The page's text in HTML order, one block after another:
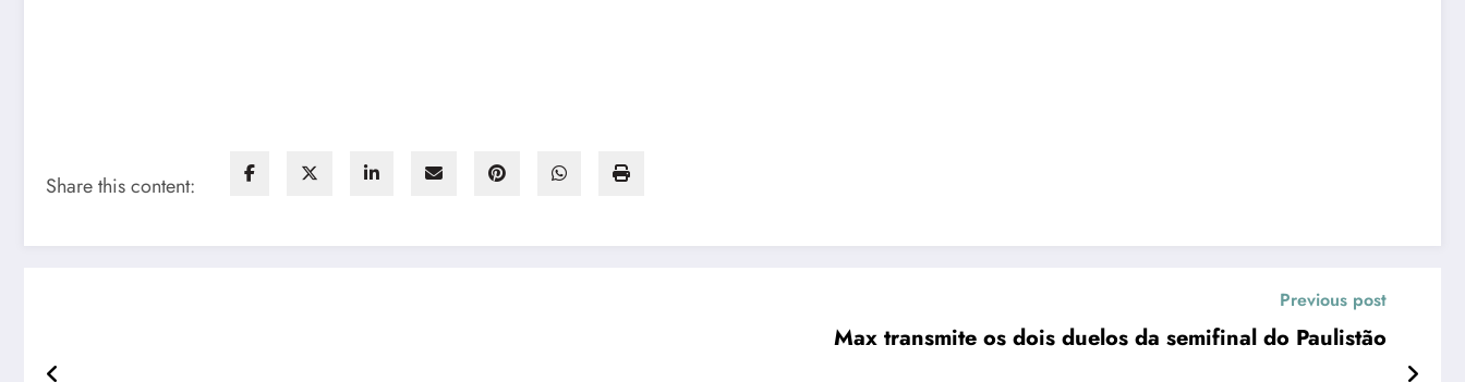
Share this content:
Previous post
Max transmite os dois duelos da semifinal do Paulistão